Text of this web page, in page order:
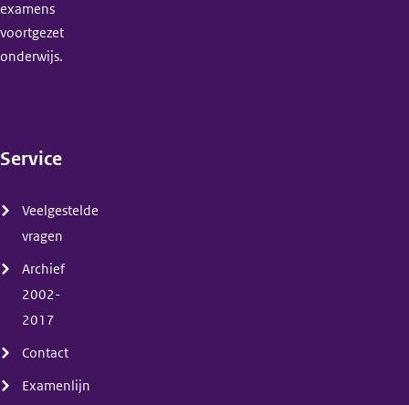
examens
voortgezet
onderwijs.
Service
Veelgestelde
vragen
Archief
2002-
2017
Contact
Examenlijn